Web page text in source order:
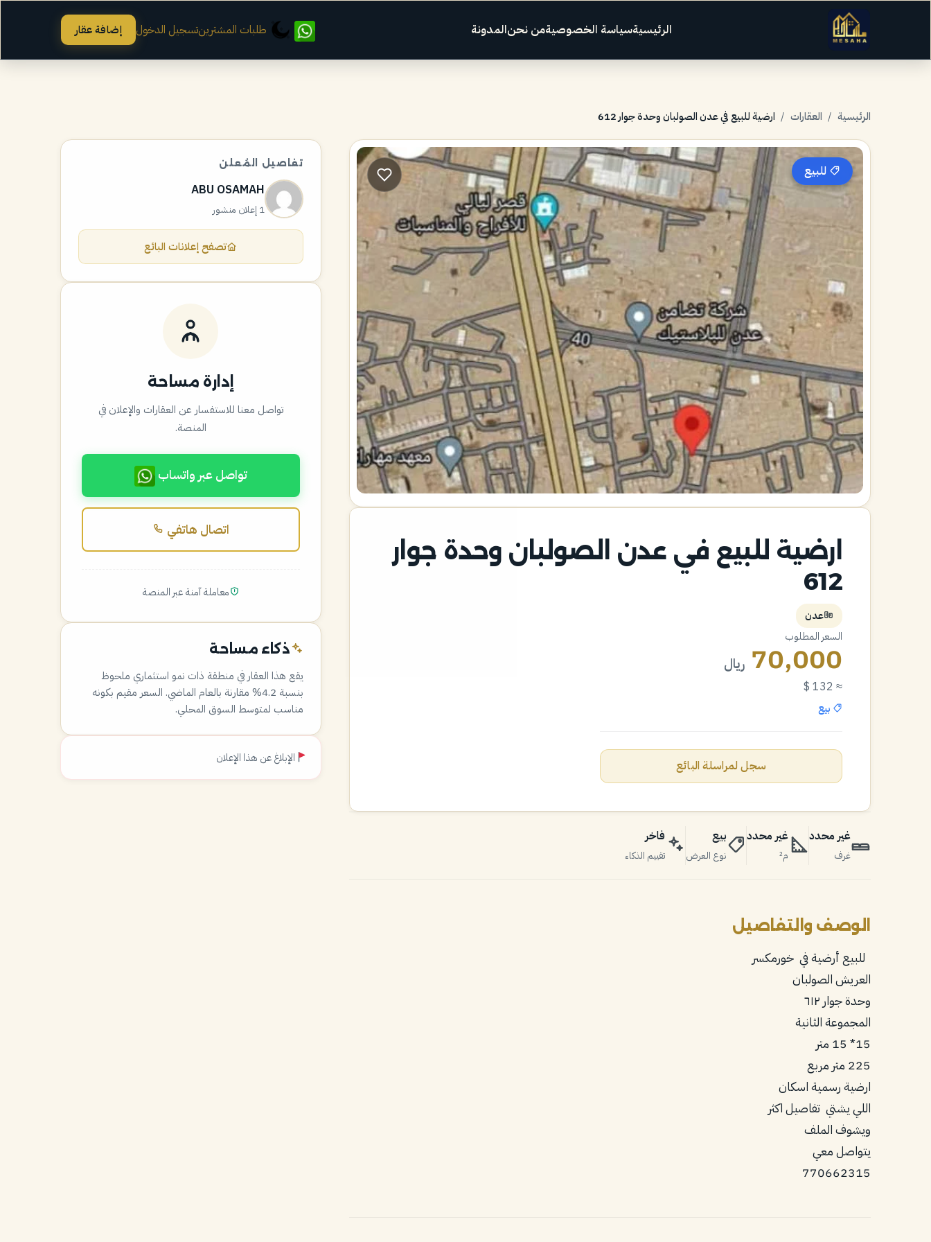
الرئيسيةسياسة الخصوصيةمن نحنالمدونة طلبات المشترينتسجيل الدخول إضافة عقار
الرئيسية / العقارات / ارضية للبيع في عدن الصولبان وحدة جوار 612
للبيع
ارضية للبيع في عدن الصولبان وحدة جوار
612
عدن
السعر المطلوب
70,000 ريال
≈ 132 $
بيع
سجل لمراسلة البائع
غير محدد
غرف
غير محدد
م²
بيع
نوع العرض
فاخر
تقييم الذكاء
الوصف والتفاصيل
للبيع أرضية في خورمكسر
العريش الصولبان
وحدة جوار ٦١٢
المجموعة الثانية
15* 15 متر
225 متر مربع
ارضية رسمية اسكان
اللي يشتي تفاصيل اكثر
ويشوف الملف
يتواصل معي
770‪662315
تفاصيل المُعلن
ABU OSAMAH
1 إعلان منشور
تصفح إعلانات البائع
إدارة مساحة
تواصل معنا للاستفسار عن العقارات والإعلان في
المنصة.
تواصل عبر واتساب
اتصال هاتفي
معاملة آمنة عبر المنصة
ذكاء مساحة
يقع هذا العقار في منطقة ذات نمو استثماري ملحوظ
بنسبة 4.2% مقارنة بالعام الماضي. السعر مقيم بكونه
مناسب لمتوسط السوق المحلي.
الإبلاغ عن هذا الإعلان